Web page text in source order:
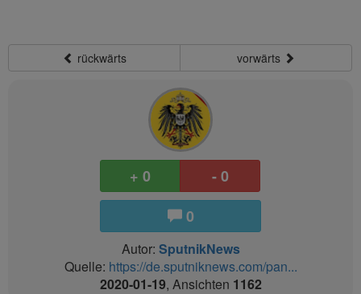
rückwärts vorwärts
+ 0
- 0
0
Autor: SputnikNews
Quelle: https://de.sputniknews.com/pan...
2020-01-19, Ansichten 1162